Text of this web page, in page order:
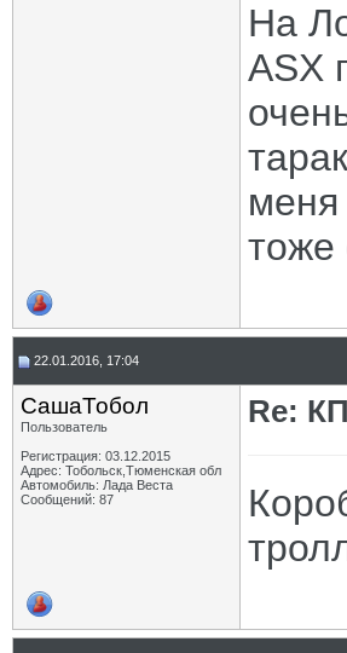
На
ASX
тоже
22.01.2016, 17:04
СашаТобол
Пользователь
Регистрация: 03.12.2015
Адрес: Тобольск,Тюменская обл
Автомобиль: Лада Веста
Сообщений: 87
Re: